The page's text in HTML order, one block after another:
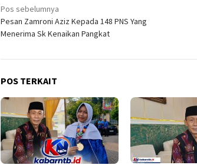
Navigasi
pos
Pos sebelumnya
Pesan Zamroni Aziz Kepada 148 PNS Yang
Menerima Sk Kenaikan Pangkat
POS TERKAIT